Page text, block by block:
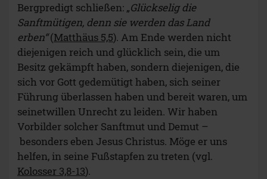
Bergpredigt schließen: „Glückselig die
Sanftmütigen, denn sie werden das Land
erben“(Matthäus 5,5). Am Ende werden nicht
diejenigen reich und glücklich sein, die um
Besitz gekämpft haben, sondern diejenigen, die
sich vor Gott gedemütigt haben, sich seiner
Führung überlassen haben und bereit waren, um
seinetwillen Unrecht zu leiden. Wir haben
Vorbilder solcher Sanftmut und Demut –
besonders eben Jesus Christus. Möge er uns
helfen, in seine Fußstapfen zu treten (vgl.
Kolosser 3,8-13).